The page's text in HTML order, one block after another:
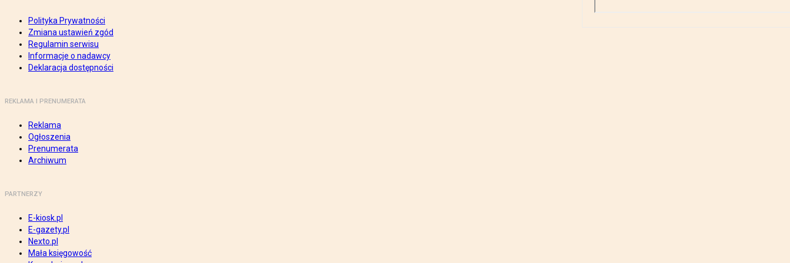
Polityka Prywatności
Zmiana ustawień zgód
Regulamin serwisu
Informacje o nadawcy
Deklaracja dostępności
REKLAMA I PRENUMERATA
Reklama
Ogłoszenia
Prenumerata
Archiwum
PARTNERZY
E-kiosk.pl
E-gazety.pl
Nexto.pl
Mała księgowość